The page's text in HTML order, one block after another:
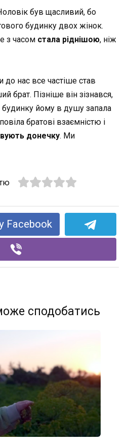
був щасливий, бо
будинку двох жінок.
з часом стала ріднішою, ніж
до нас все частіше став
брат. Пізніше він зізнався,
йому в душу запала
братові взаємністю і
донечку. Ми
Facebook
сподобатись